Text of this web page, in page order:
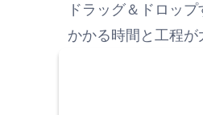
や任意座標からの絶対計
した。3Dモデルを様々な
ドラッグ＆ドロッ
かかる時間と工程が